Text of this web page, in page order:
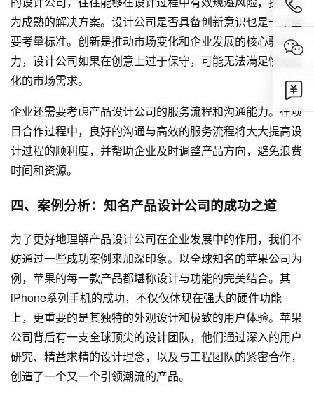
为成熟的解决方案。设计公司是否具备创新意识也是一个重
要考量标准。创新是推动市场变化和企业发展的核心驱动
力，设计公司如果在创意上过于保守，可能无法满足快速变
化的市场需求。
企业还需要考虑产品设计公司的服务流程和沟通能力。在项
目合作过程中，良好的沟通与高效的服务流程将大大提高设
计过程的顺利度，并帮助企业及时调整产品方向，避免浪费
时间和资源。
四、案例分析：知名产品设计公司的成功之道
为了更好地理解产品设计公司在企业发展中的作用，我们不
妨通过一些成功案例来加深印象。以全球知名的苹果公司为
例，苹果的每一款产品都堪称设计与功能的完美结合。其
iPhone系列手机的成功，不仅仅体现在强大的硬件功能
上，更重要的是其独特的外观设计和极致的用户体验。苹果
公司背后有一支全球顶尖的设计团队，他们通过深入的用户
研究、精益求精的设计理念，以及与工程团队的紧密合作，
创造了一个又一个引领潮流的产品。